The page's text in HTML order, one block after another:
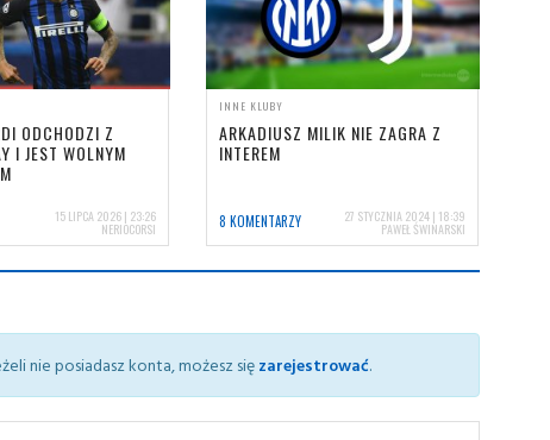
ODCHODZI Z
I JEST WOLNYM
15 LIPCA 2026 | 23:26
NERIOCORSI
INNE KLUBY
ARKADIUSZ MILIK NIE ZAGRA Z
INTEREM
8 KOMENTARZY 27 STYCZNIA 2024 | 18:39
PAWEŁ ŚWINARSKI
nie posiadasz konta, możesz sięzarejestrować.